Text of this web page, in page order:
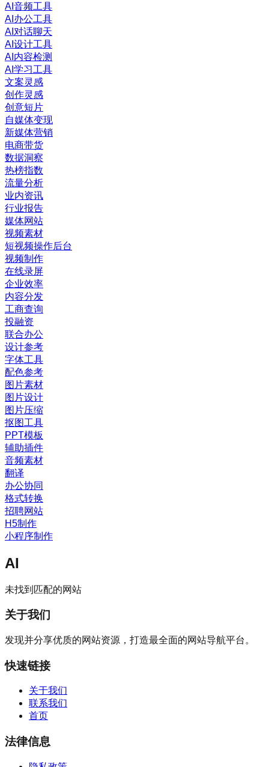
AI音频工具
AI办公工具
AI对话聊天
AI设计工具
AI内容检测
AI学习工具
文案灵感
创作灵感
创意短片
自媒体变现
新媒体营销
电商带货
数据洞察
热榜指数
流量分析
业内资讯
行业报告
媒体网站
视频素材
短视频操作后台
视频制作
在线录屏
企业效率
内容分发
工商查询
投融资
联合办公
设计参考
字体工具
配色参考
图片素材
图片设计
图片压缩
抠图工具
PPT模板
辅助插件
音频素材
翻译
办公协同
格式转换
招聘网站
H5制作
小程序制作
AI
未找到匹配的网站
关于我们
发现并分享优质的网站资源，打造最全面的网站导航平台。
快速链接
关于我们
联系我们
首页
法律信息